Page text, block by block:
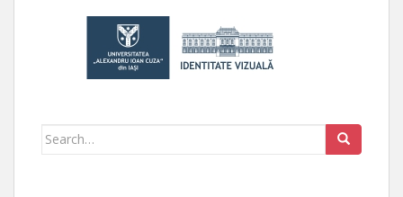
Search for: